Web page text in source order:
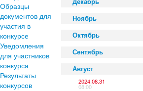
Образцы
документов для
участия в
конкурсе
Уведомления
для участников
конкурса
Результаты
конкурсов
Ноябрь
Октябрь
Сентябрь
Август
2024.08.31
08:00